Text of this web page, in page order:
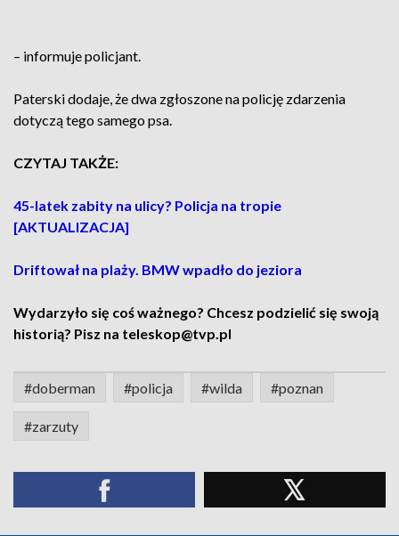
– informuje policjant.
Paterski dodaje, że dwa zgłoszone na policję zdarzenia
dotyczą tego samego psa.
CZYTAJ TAKŻE:
45-latek zabity na ulicy? Policja na tropie
[AKTUALIZACJA]
Driftował na plaży. BMW wpadło do jeziora
Wydarzyło się coś ważnego? Chcesz podzielić się swoją
historią? Pisz na teleskop@tvp.pl
#doberman #policja #wilda #poznan
#zarzuty